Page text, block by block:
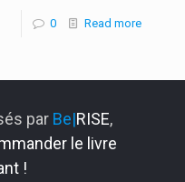
0 Read more
par Be|RISE,
le livre
!